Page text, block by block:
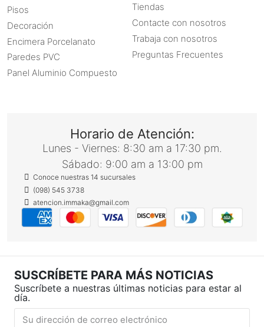
Pisos
Decoración
Encimera Porcelanato
Paredes PVC
Panel Aluminio Compuesto
Tiendas
Contacte con nosotros
Trabaja con nosotros
Preguntas Frecuentes
Horario de Atención:
Lunes - Viernes: 8:30 am a 17:30 pm.
Sábado: 9:00 am a 13:00 pm
Conoce nuestras 14 sucursales
(098) 545 3738
atencion.immaka@gmail.com
SUSCRÍBETE PARA MÁS NOTICIAS
Suscríbete a nuestras últimas noticias para estar al
día.